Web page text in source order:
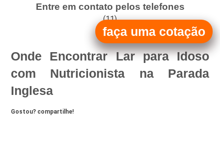
Entre em contato pelos telefones
(11)
(11)
Onde Encontrar Lar para Idoso
com Nutricionista na Parada
Inglesa
Gostou? compartilhe!
faça uma cotação